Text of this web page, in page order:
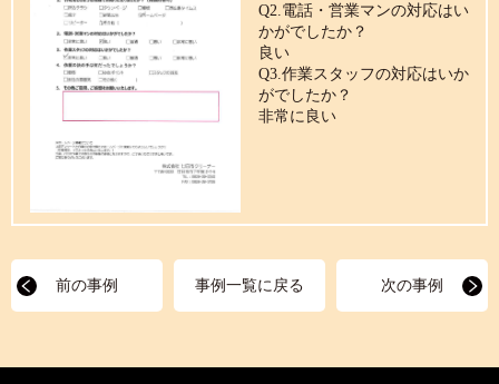
Q2.電話・営業マンの対応はい
かがでしたか？
良い
Q3.作業スタッフの対応はいか
がでしたか？
非常に良い
前の事例 事例一覧に戻る 次の事例